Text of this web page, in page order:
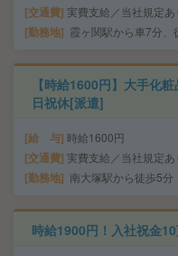
交通費 実費支給／当社規定あ
勤務地 霞ヶ関駅から車7分、
【時給1600円】大手化
日祝休[派遣]
給 与 時給1600円
交通費 実費支給／当社規定あ
勤務地 南大塚駅から徒歩5分
時給1900円！入社祝金